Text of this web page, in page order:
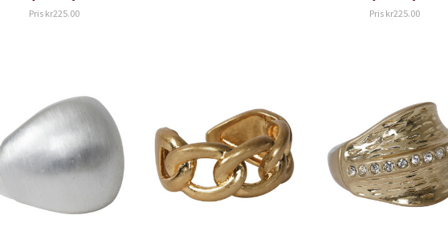
Pris kr225.00 Pris kr225.00